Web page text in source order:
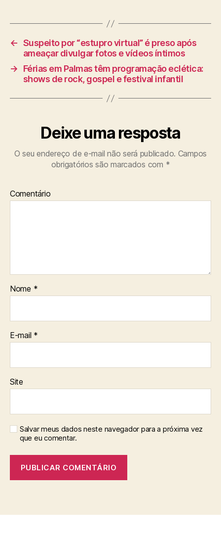
← Suspeito por “estupro virtual” é preso após
ameaçar divulgar fotos e vídeos íntimos
→
Férias em Palmas têm programação eclética:
shows de rock, gospel e festival infantil
Deixe uma resposta
O seu endereço de e-mail não será publicado. Campos
obrigatórios são marcados com *
Comentário
Nome *
E-mail *
Site
Salvar meus dados neste navegador para a próxima vez
que eu comentar.